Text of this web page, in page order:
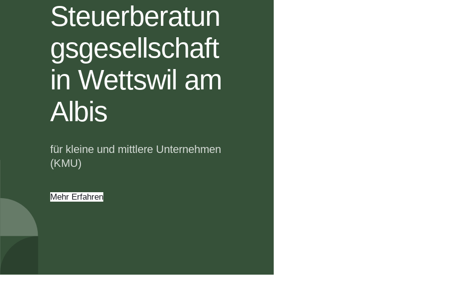
Steuerberatun
gsgesellschaft
in Wettswil am
Albis
für kleine und mittlere Unternehmen
(KMU)
Mehr Erfahren